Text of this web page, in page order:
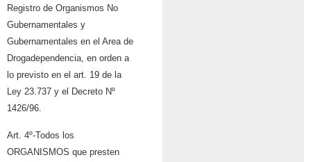
Registro de Organismos No
Gubernamentales y
Gubernamentales en el Area de
Drogadependencia, en orden a
lo previsto en el art. 19 de la
Ley 23.737 y el Decreto Nº
1426/96.
Art. 4º-Todos los
ORGANISMOS que presten